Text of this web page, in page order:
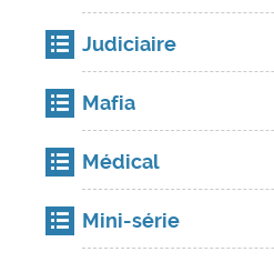
Judiciaire
Mafia
Médical
Mini-série